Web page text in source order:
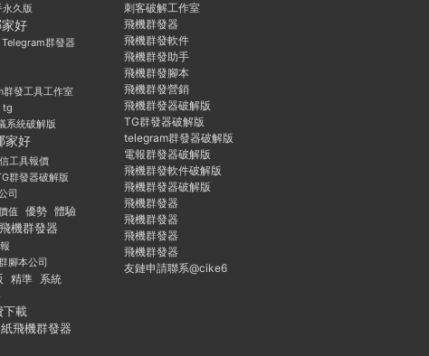
久版
好
Telegram群發器
發工具工作室
tg
系統破解版
家好
工具報價
群發器破解版
司
值 優勢 體驗
機群發器
腳本公司
精準
系統
下載
紙飛機群發器
刺客破解工作室
飛機群發器
飛機群發軟件
飛機群發助手
飛機群發腳本
飛機群發營銷
飛機群發器破解版
TG群發器破解版
telegram群發器破解版
電報群發器破解版
飛機群發軟件破解版
飛機群發器破解版
飛機群發器
飛機群發器
飛機群發器
飛機群發器
友鏈申請聯系@cike6